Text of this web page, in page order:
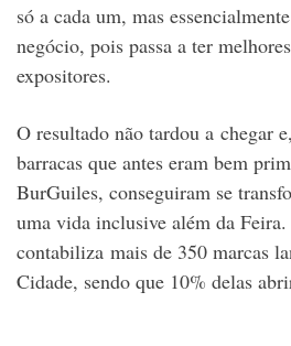
só a cada um, mas
negócio, pois passa a ter
expositores.
O resultado não tardou a chegar
barracas que antes eram bem
BurGuiles, conseguiram se
uma vida inclusive além da
contabiliza mais de 350 marcas
Cidade, sendo que 10% delas